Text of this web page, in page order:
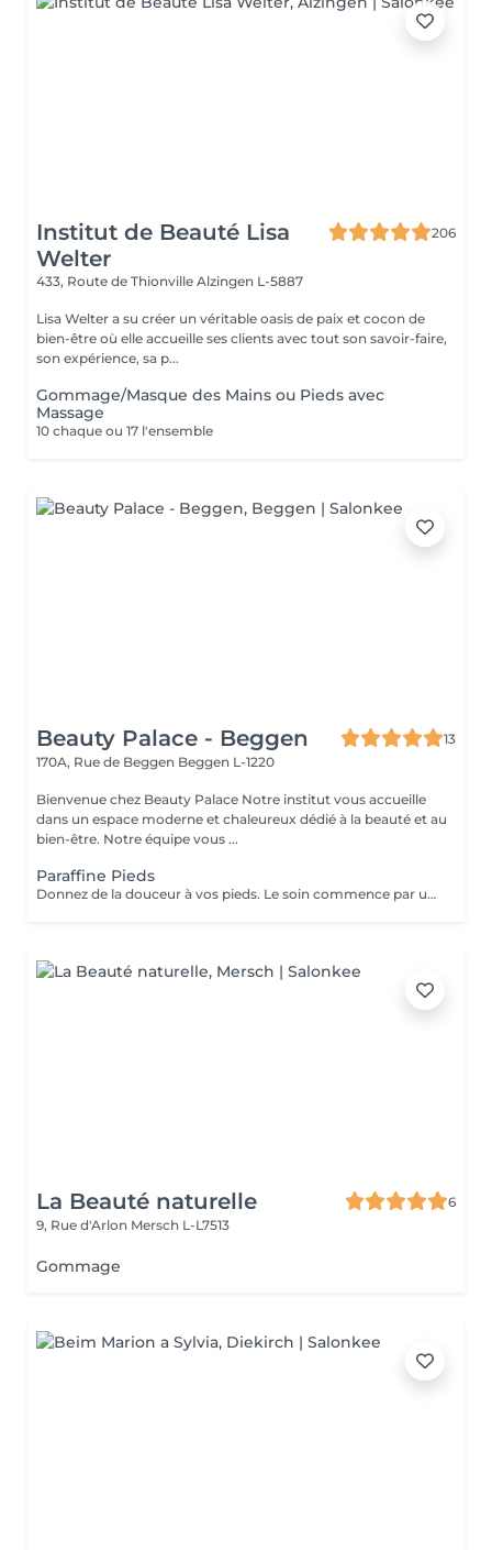
Institut de Beauté Lisa
Welter
206
433, Route de Thionville Alzingen L-5887
Lisa Welter a su créer un véritable oasis de paix et cocon de
bien-être où elle accueille ses clients avec tout son savoir-faire,
son expérience, sa p...
Gommage/Masque des Mains ou Pieds avec
Massage
10 chaque ou 17 l'ensemble
Beauty Palace - Beggen
13
170A, Rue de Beggen Beggen L-1220
Bienvenue chez Beauty Palace Notre institut vous accueille
dans un espace moderne et chaleureux dédié à la beauté et au
bien-être. Notre équipe vous ...
Paraffine Pieds
Donnez de la douceur à vos pieds. Le soin commence par un gommage de la demi-jambe et des pieds, puis avec un grand pinceau la spécialiste de beauté applique la paraffine chaude sur chaque pieds, ce masque va poser environ 15 min, puis vient le moment de la détente: le modelage des pieds, relaxation suprême. Résultat des pieds doux comme une peau de bébé.
La Beauté naturelle
6
9, Rue d'Arlon Mersch L-L7513
Gommage